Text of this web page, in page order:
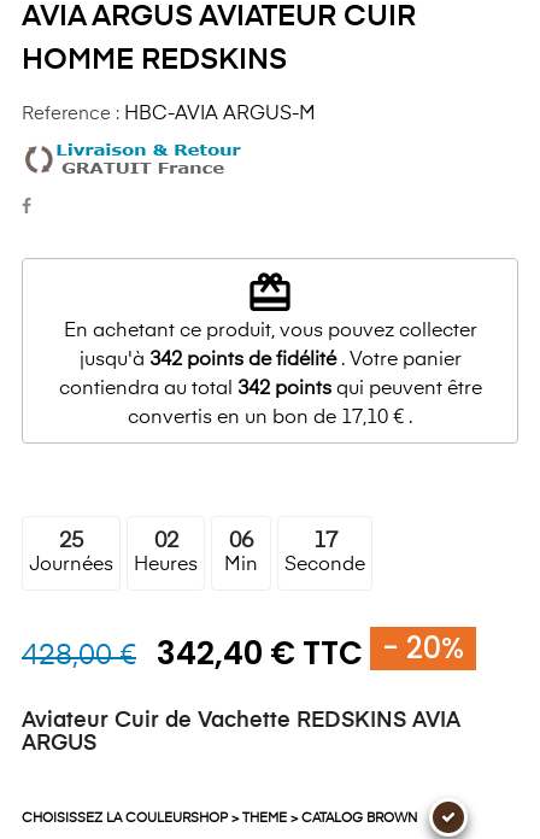
AVIA ARGUS AVIATEUR CUIR
HOMME REDSKINS
Reference : HBC-AVIA ARGUS-M
redeem
En achetant ce produit, vous pouvez collecter
jusqu'à 342points de fidélité. Votre panier
contiendra au total 342pointsqui peuvent être
convertis en un bon de 17,10 € .
25
Journées
02
Heures
06
Min
16
Seconde
428,00 € 342,40 € TTC - 20%
Aviateur Cuir de Vachette REDSKINS AVIA
ARGUS
CHOISISSEZ LA COULEURSHOP > THEME > CATALOG BROWN